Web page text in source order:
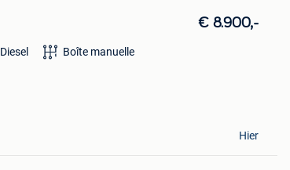
€ 8.900,-
Diesel Boîte manuelle
Hier